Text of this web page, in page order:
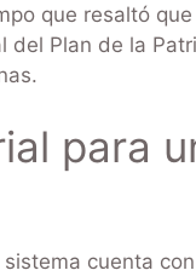
que resaltó
Plan de la
para
cuenta